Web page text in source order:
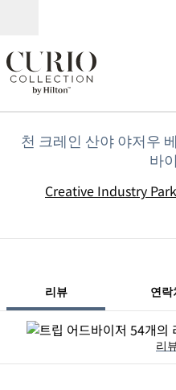
천 크레인 산야 야저우
바
Creative Industry
리뷰 연락
리